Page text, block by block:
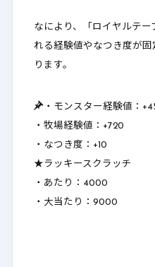
なにより、「ロイヤルテー
れる経験値やなつき度が 固
ります。
・モンスター経験値：
・牧場経験値：+720
・なつき度：+10
★ラッキースクラッチ
・あたり：4000
・大当たり：9000